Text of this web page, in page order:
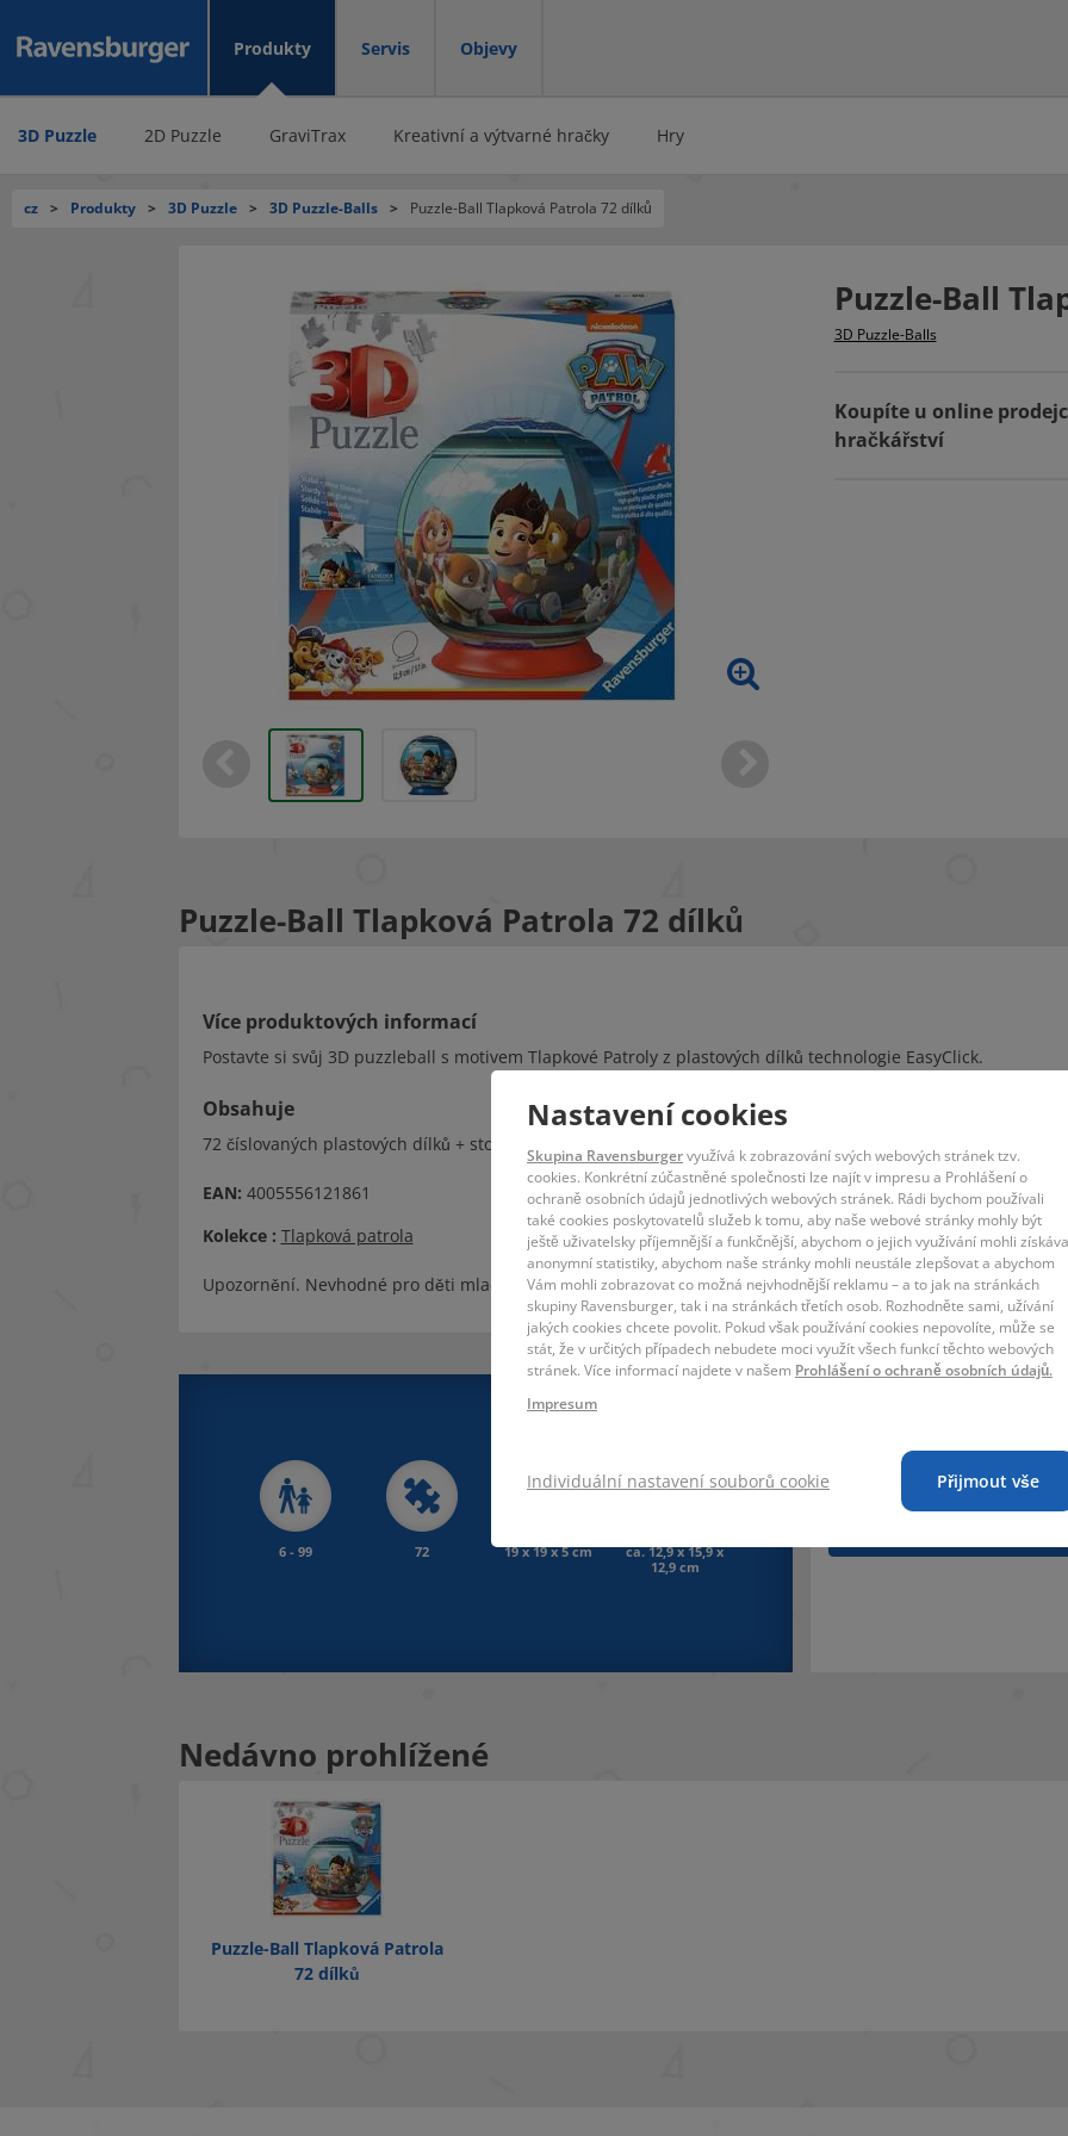
Produkty
3D Puzzle 2D Puzzle GraviTrax Kreativní a výtvarné hračky Hry
Servis Objevy
cz > Produkty > 3D Puzzle > 3D Puzzle-Balls > Puzzle-Ball Tlapková Patrola 72 dílků
Puzzle-Ball
3D Puzzle-Balls
Koupíte u online
hračkářství
Puzzle-Ball Tlapková Patrola 72 dílků
Více produktových informací
Postavte si svůj 3D puzzleball s motivem Tlapkové Patroly z plastových dílků technologie EasyClick.
Obsahuje
72 číslovaných plastových dílků + stojan + osvětlená podložka s LED diodami + návod
EAN: 4005556121861
Kolekce : Tlapková patrola
Upozornění. Nevhodné pro děti mladší 36 měsíců. Malé části. Nebezpečí zalknutí.
6 - 99 72 19 x 19 x 5 cm
ca. 12,9 x 15,9 x
12,9 cm
Podobná témata
Nedávno prohlížené
Puzzle-Ball Tlapková Patrola
72 dílků
Nastavení cookies
Skupina Ravensburgervyužívá k zobrazování svých webových stránek tzv.
cookies. Konkrétní zúčastněné společnosti lze najít v impresu a Prohlášení o
ochraně osobních údajů jednotlivých webových stránek. Rádi bychom používali
také cookies poskytovatelů služeb k tomu, aby naše webové stránky mohly být
ještě uživatelsky příjemnější a funkčnější, abychom o jejich využívání mohli
anonymní statistiky, abychom naše stránky mohli neustále zlepšovat a abychom
Vám mohli zobrazovat co možná nejvhodnější reklamu – a to jak na stránkách
skupiny Ravensburger, tak i na stránkách třetích osob. Rozhodněte sami, užívání
jakých cookies chcete povolit. Pokud však používání cookies nepovolíte, může se
stát, že v určitých případech nebudete moci využít všech funkcí těchto webových
stránek. Více informací najdete v našem Prohlášení o ochraně osobních údajů.
Impresum
Přijmout vše
Individuální nastavení souborů cookie